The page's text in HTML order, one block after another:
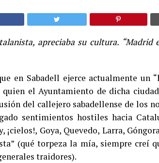
apreciaba su cultura. “Madrid
en Sabadell ejerce actualmente un
quien el Ayuntamiento de dicha
del callejero sabadellense de los
sentimientos hostiles hacia
Goya, Quevedo, Larra,
(qué torpeza la mía, siempre creí
traidores).